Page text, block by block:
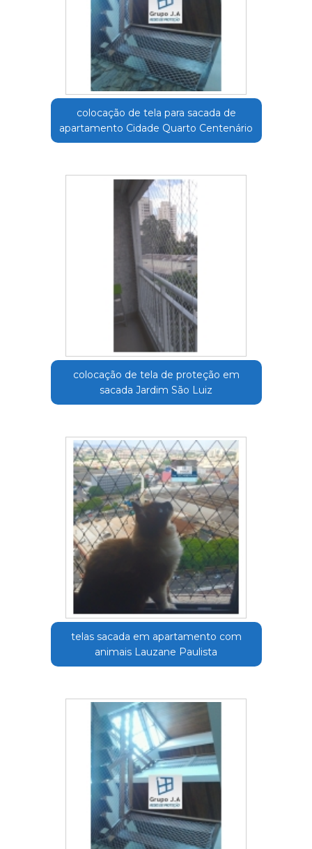
colocação de tela para sacada de
apartamento Cidade Quarto Centenário
colocação de tela de proteção em
sacada Jardim São Luiz
telas sacada em apartamento com
animais Lauzane Paulista